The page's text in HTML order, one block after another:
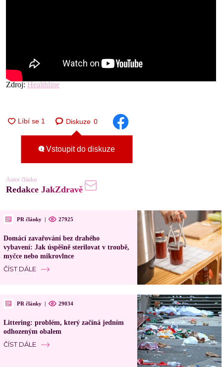
Zdroj: Healthline
Diskuze 0
Vstoupit do diskuze
Autor článku
Redakce JakZdravě
PR články | 27925
Domácí zavařování bez drahého
vybavení: Jak úspěšně sterilovat v troubě,
myčce nebo mikrovlnce
ČÍST DÁLE
PR články | 29034
Littering: problém, který začíná jedním
odhozeným obalem
ČÍST DÁLE